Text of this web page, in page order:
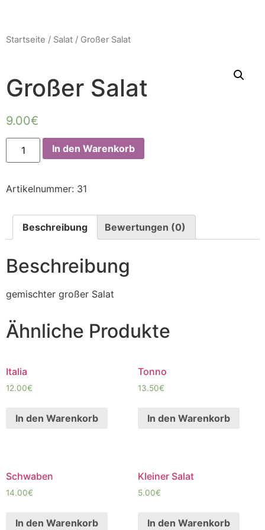
Startseite / Salat / Großer Salat
Großer Salat
9.00€
In den Warenkorb
Artikelnummer: 31
Beschreibung Bewertungen (0)
Beschreibung
gemischter großer Salat
Ähnliche Produkte
Italia
12.00€
In den Warenkorb
Tonno
13.50€
In den Warenkorb
Schwaben
14.00€
In den Warenkorb
Kleiner Salat
5.00€
In den Warenkorb